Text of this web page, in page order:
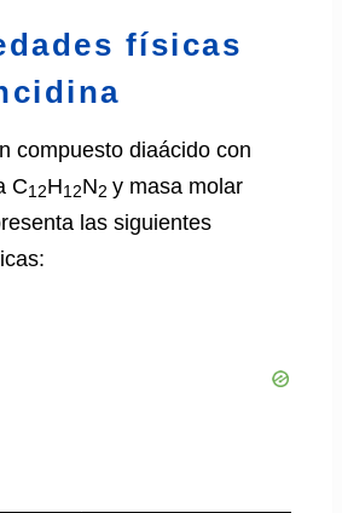
físicas
compuesto diaácido con
C12H12N2 y masa molar
las siguientes